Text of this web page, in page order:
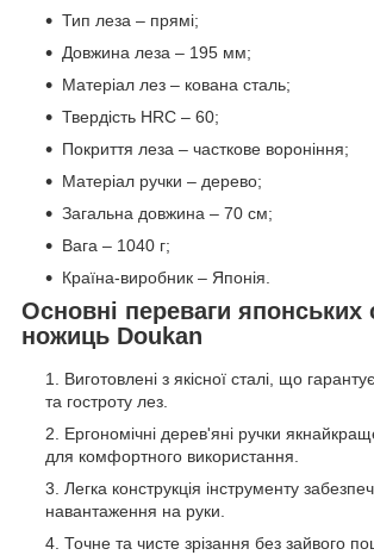
Тип леза – прямі;
Довжина леза – 195 мм;
Матеріал лез – кована сталь;
Твердість HRC – 60;
Покриття леза – часткове вороніння;
Матеріал ручки – дерево;
Загальна довжина – 70 см;
Вага – 1040 г;
Країна-виробник – Японія.
Основні переваги японських
ножиць Doukan
Виготовлені з якісної сталі, що
та гостроту лез.
Ергономічні дерев'яні ручки
для комфортного використання.
Легка конструкція інструменту
навантаження на руки.
Точне та чисте зрізання без зайвого